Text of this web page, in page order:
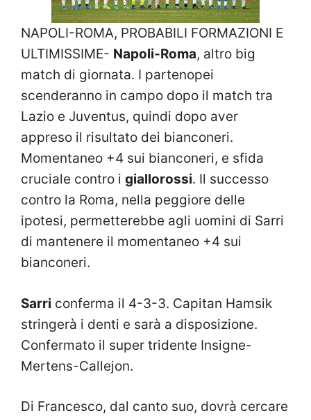
NAPOLI-ROMA, PROBABILI FORMAZIONI E
ULTIMISSIME- Napoli-Roma, altro big
match di giornata. I partenopei
scenderanno in campo dopo il match tra
Lazio e Juventus, quindi dopo aver
appreso il risultato dei bianconeri.
Momentaneo +4 sui bianconeri, e sfida
cruciale contro i giallorossi. Il successo
contro la Roma, nella peggiore delle
ipotesi, permetterebbe agli uomini di Sarri
di mantenere il momentaneo +4 sui
bianconeri.
Sarri conferma il 4-3-3. Capitan Hamsik
stringerà i denti e sarà a disposizione.
Confermato il super tridente Insigne-
Mertens-Callejon.
Di Francesco, dal canto suo, dovrà cercare